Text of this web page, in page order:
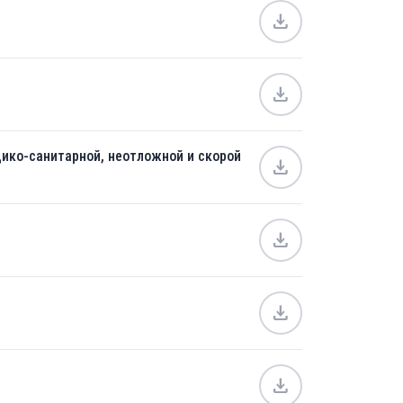
download
download
санитарной, неотложной и скорой
download
download
download
download